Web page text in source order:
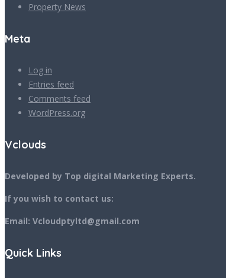
Property News
Meta
Log in
Entries feed
Comments feed
WordPress.org
Vclouds
Developed by Top digital Marketing Experts.
If you wish to contact us:
Email: Vcloudptyltd@gmail.com
Quick Links